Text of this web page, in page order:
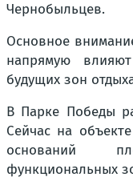
Чернобыльцев.
Основное
напрямую
будущих зон
В Парке Победы
Сейчас на
оснований
функциональных